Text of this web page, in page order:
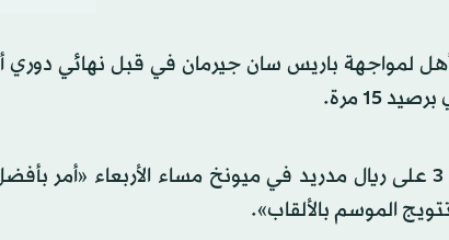
لمواجهة باريس سان جيرمان في قبل نهائي دوري
15 مرة.
وصرح كين عبر قناة بي إن سبورتس عقب الفوز 4 / 3 على ريال مدريد في ميونخ مساء
الموسم بالألقاب».